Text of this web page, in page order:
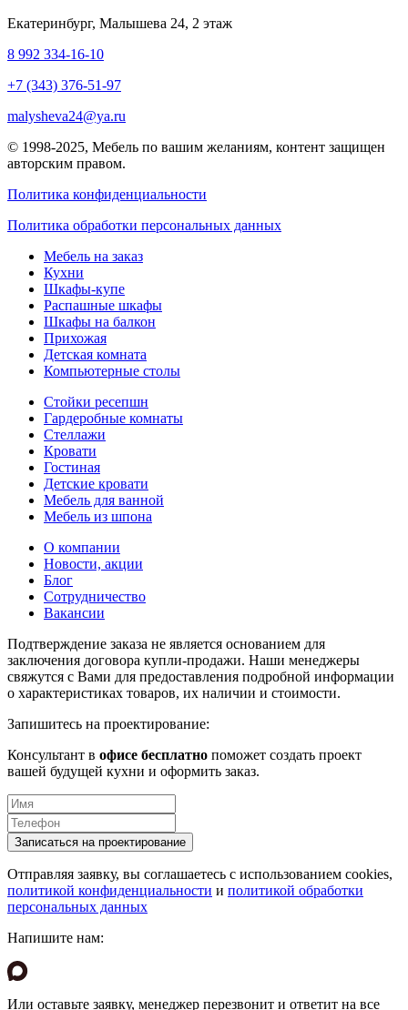
Екатеринбург, Малышева 24, 2 этаж
8 992 334-16-10
+7 (343) 376-51-97
malysheva24@ya.ru
© 1998-2025, Мебель по вашим желаниям, контент защищен
авторским правом.
Политика конфиденциальности
Политика обработки персональных данных
Мебель на заказ
Кухни
Шкафы-купе
Распашные шкафы
Шкафы на балкон
Прихожая
Детская комната
Компьютерные столы
Стойки ресепшн
Гардеробные комнаты
Стеллажи
Кровати
Гостиная
Детские кровати
Мебель для ванной
Мебель из шпона
О компании
Новости, акции
Блог
Сотрудничество
Вакансии
Подтверждение заказа не является основанием для
заключения договора купли-продажи. Наши менеджеры
свяжутся с Вами для предоставления подробной информации
о характеристиках товаров, их наличии и стоимости.
Запишитесь на проектирование:
Консультант в офисе бесплатно поможет создать проект
вашей будущей кухни и оформить заказ.
Отправляя заявку, вы соглашаетесь с использованием cookies,
политикой конфиденциальности и политикой обработки
персональных данных
Напишите нам:
Или оставьте заявку, менеджер перезвонит и ответит на все